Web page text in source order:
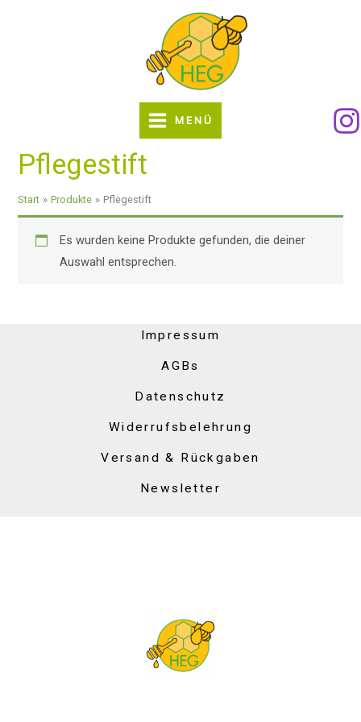
MENÜ
Pflegestift
Start Produkte Pflegestift
Es wurden keine Produkte gefunden, die deiner
Auswahl entsprechen.
Impressum
AGBs
Datenschutz
Widerrufsbelehrung
Versand & Rückgaben
Newsletter